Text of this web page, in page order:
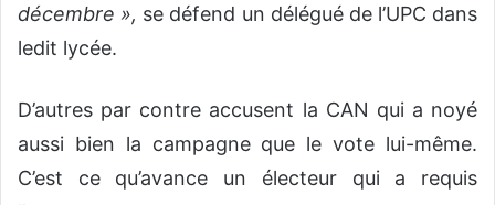
décembre », se défend un délégué de l’UPC dans
ledit lycée.
D’autres par contre accusent la CAN qui a noyé
aussi bien la campagne que le vote lui-même.
C’est ce qu’avance un électeur qui a requis